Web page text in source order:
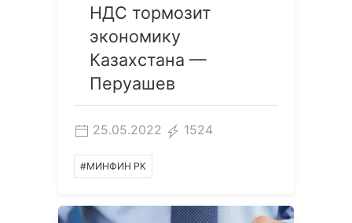
НДС тормозит
экономику
Казахстана —
Перуашев
25.05.2022 1524
#МИНФИН РК